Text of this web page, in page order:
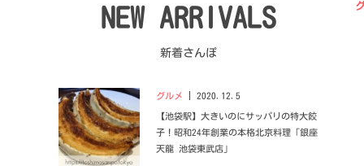
NEW ARRIVALS
新着さんぽ
グルメ 2020.12.5
【池袋駅】大きいのにサッパリの特大餃
子！昭和24年創業の本格北京料理「銀座
天龍 池袋東武店」